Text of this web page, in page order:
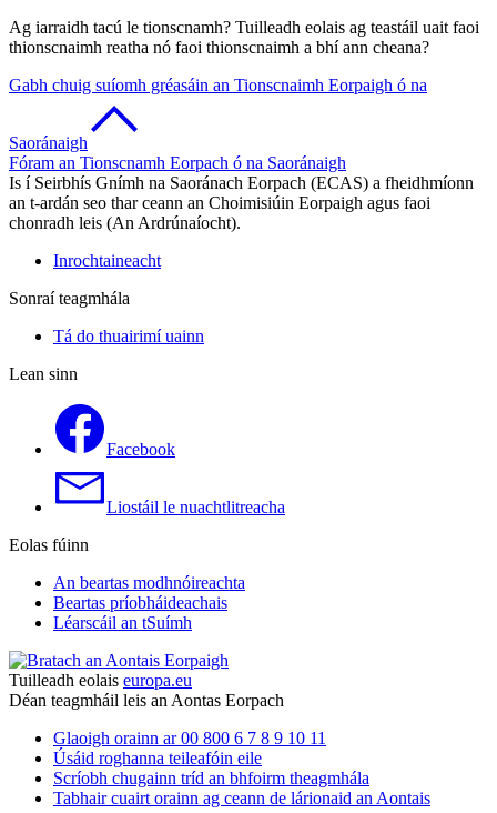
Ag iarraidh tacú le tionscnamh? Tuilleadh eolais ag teastáil uait faoi
thionscnaimh reatha nó faoi thionscnaimh a bhí ann cheana?
Gabh chuig suíomh gréasáin an Tionscnaimh Eorpaigh ó na
Saoránaigh
Fóram an Tionscnamh Eorpach ó na Saoránaigh
Is í Seirbhís Gnímh na Saoránach Eorpach (ECAS) a fheidhmíonn
an t-ardán seo thar ceann an Choimisiúin Eorpaigh agus faoi
chonradh leis (An Ardrúnaíocht).
Inrochtaineacht
Sonraí teagmhála
Tá do thuairimí uainn
Lean sinn
Facebook
Liostáil le nuachtlitreacha
Eolas fúinn
An beartas modhnóireachta
Beartas príobháideachais
Léarscáil an tSuímh
Tuilleadh eolais europa.eu
Déan teagmháil leis an Aontas Eorpach
Glaoigh orainn ar 00 800 6 7 8 9 10 11
Úsáid roghanna teileafóin eile
Scríobh chugainn tríd an bhfoirm theagmhála
Tabhair cuairt orainn ag ceann de lárionaid an Aontais